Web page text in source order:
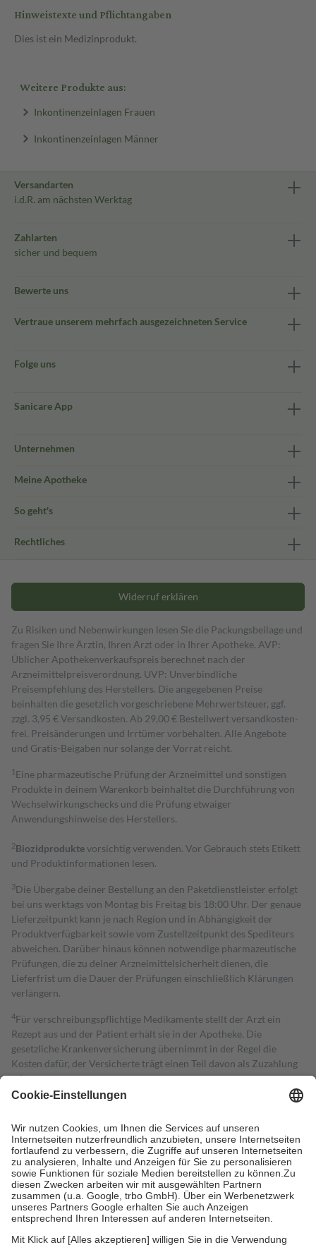
Hinweistexte und Pflichtangaben
Dies ist ein Medizinprodukt.
Weitere Produkte aus:
Inkontinenzeinlagen Frauen
Inkontinenzeinlagen Männer
Versandarten
i.d.R. am nächsten Werktag
Zahlarten
sicher und bequem
Bewerte uns
Vertraue unserem mehrfach ausgezeichneten Service
Folge uns
Sanicare App
Unternehmen
Meine Apotheke
So geht's
Rechtliches
Widerruf erklären
Zu Risiken und Nebenwirkungen lesen Sie die Packungsbeilage und
fragen Sie Ihre Ärztin, Ihren Arzt oder in Ihrer Apotheke. AVP:
Üblicher Apothekenverkaufspreis berechnet nach der
Arzneimittelpreisverordnung. UVP: Unverbindliche
Preisempfehlung des Herstellers. Die angegebenen Preise
beinhalten die gesetzlich vorgeschriebene Mehrwertsteuer, ggf.
zzgl. 3,95 € Versandkosten. Ab 29,00 € Bestell­wert versand­kosten­
frei. Preisänderungen und Irrtümer vorbehalten. Alle Angebote
und Gratis-Beigaben nur solange der Vorrat reicht.
1 Eine pharmazeutische Prüfung der Arzneimittel und sonstigen
Produkte in deinem Warenkorb beinhaltet die Durchführung von
Wechselwirkungschecks und die Prüfung etwaiger
Anwendungshinweise des Herstellers.
2Biozidproduktevorsichtig verwenden. Vor Gebrauch stets Etikett
und Produktinformationen lesen.
3Die Übergabe deiner Bestellung an den Paketdienstleister erfolgt
bei uns werktags von Montag bis Freitag bis 18:00 Uhr. Der genaue
Lieferzeitpunkt kann je nach Region und in Abhängigkeit der
Produktverfügbarkeit sowie vom Zustellzeitpunkt des Spediteurs
abweichen. Darüber hinaus können notwendige pharmazeutische
Prüfungen, die zu deiner Arzneimittelsicherheit dienen, die
Lieferfrist um die Dauer der Prüfungen einschließlich Klärungen
verlängern.
4Für verschreibungspflichtige Medikamente stellt der Arzt ein
Rezept aus und der Patient erhält sie in der Apotheke. Die
gesetzliche Krankenversicherung übernimmt in der Regel die
Kosten dafür, der Versicherte trägt einen Teil davon als Zuzahlung
mit.
Grundsätzlich leisten Mitglieder Zuzahlungen in Höhe von zehn
höchstens zehn Euro.
Es sind jedoch nie mehr als die tatsächlichen
Kosten der Leistung zu entrichten.
Diese Regeln gelten grundsätzlich auch für Online-Apotheken.
Bei Heilmitteln und häuslicher Krankenpflege beträgt die
Zuzahlung zehn Prozent der Kosten sowie zehn Euro je
Verordnung.
Um das Engagement der Versicherten für ihre eigene Gesundheit zu
stärken und die besondere Stellung der Familie zu unterstützen,
fallenkeine Zuzahlungenan bei: